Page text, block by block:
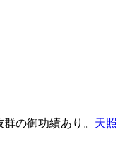
の御功績あり。 天照